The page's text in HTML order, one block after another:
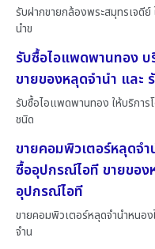
รับฝากขายกล้องพระสมุทรเจดีย์
นำข
รับซื้อไอแพดพานทอง
ขายของหลุดจำนำ และ
รับซื้อไอแพดพานทอง ให้บริการ
ชนิด
ขายคอมพิวเตอร์หลุดจ
ซื้ออุปกรณ์ไอที ขายของ
อุปกรณ์ไอที
ขายคอมพิวเตอร์หลุดจำนำหนอ
จำน